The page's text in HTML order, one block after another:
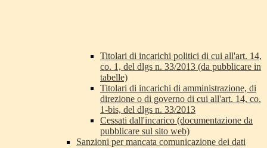
Titolari di incarichi politici di cui all'art. 14,
co. 1, del dlgs n. 33/2013 (da pubblicare in
tabelle)
Titolari di incarichi di amministrazione, di
direzione o di governo di cui all'art. 14, co.
1-bis, del dlgs n. 33/2013
Cessati dall'incarico (documentazione da
pubblicare sul sito web)
Sanzioni per mancata comunicazione dei dati